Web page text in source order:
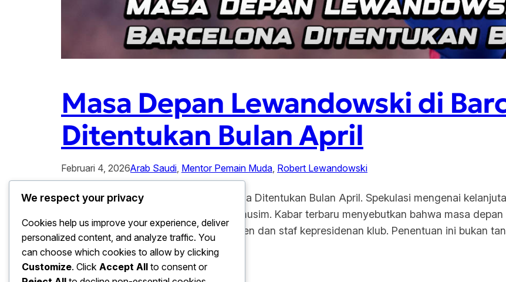
Masa Depan Lewandowski di
Ditentukan Bulan April
Februari 4, 2026Arab Saudi, Mentor Pemain Muda, Robert Lewandowski
Masa Depan Lewandowski di Barcelona Ditentukan Bulan April. Spekulasi mengenai
Nou terus memanas menjelang akhir musim. Kabar terbaru menyebutkan bahwa masa
april mendatang oleh jajaran manajemen dan staf kepresidenan klub. Penentuan ini bukan
berada dalam fase…
We respect your privacy
Cookies help us improve your experience, deliver
personalized content, and analyze traffic. You
can choose which cookies to allow by clicking
Customize. Click Accept All to consent or